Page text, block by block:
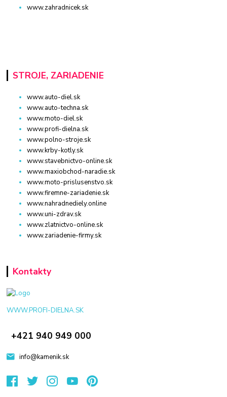
www.zahradnicek.sk
STROJE, ZARIADENIE
www.auto-diel.sk
www.auto-techna.sk
www.moto-diel.sk
www.profi-dielna.sk
www.polno-stroje.sk
www.krby-kotly.sk
www.stavebnictvo-online.sk
www.maxiobchod-naradie.sk
www.moto-prislusenstvo.sk
www.firemne-zariadenie.sk
www.nahradnediely.online
www.uni-zdrav.sk
www.zlatnictvo-online.sk
www.zariadenie-firmy.sk
Kontakty
WWW.PROFI-DIELNA.SK
+421 940 949 000
info@kamenik.sk